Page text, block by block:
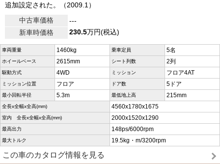
追加設定された。（2009.1）
中古車価格
---
新車時価格
230.5万円(税込)
車両重量 1460kg 乗車定員 5名
ホイールベース 2615mm シート列数 2列
駆動方式 4WD ミッション フロア4AT
ミッション位置 フロア ドア数 5ドア
最小回転半径 5.3m 最低地上高 215mm
全長x全幅x全高(mm) 4560x1780x1675
室内 全長x全幅x全高(mm) 2000x1520x1290
最高出力 148ps/6000rpm
最大トルク 19.5kg・m/3200rpm
この車のカタログ情報を見る